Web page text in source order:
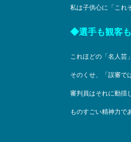
私は子供心に「これ
◆選手も観客も
これほどの「名人芸
そのくせ、「誤審で
審判員はそれに動揺
ものすごい精神力で